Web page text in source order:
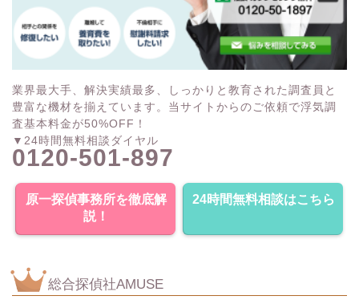
業界最大手、解決実績最多、しっかりと教育された調査員と
豊富な機材を揃えています。当サイトからのご依頼で浮気調
査基本料金が50%OFF！
▼24時間無料相談ダイヤル
0120-501-897
原一探偵事務所を徹底解
説！
24時間無料相談はこちら
総合探偵社AMUSE